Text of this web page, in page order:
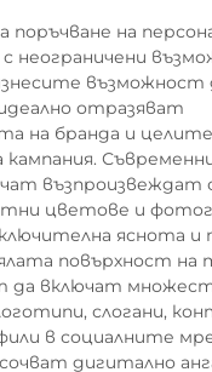
на
неограничени
възможност
отразяват
на бранда и
възпроизвеждат
цветове и
яснота
повърхност на
да включат
слогани,
в социалните
дигитално